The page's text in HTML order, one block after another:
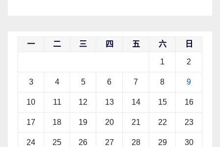
一 二 三 四 五 六 日
1 2
3 4 5 6 7 8 9
10 11 12 13 14 15 16
17 18 19 20 21 22 23
24 25 26 27 28 29 30